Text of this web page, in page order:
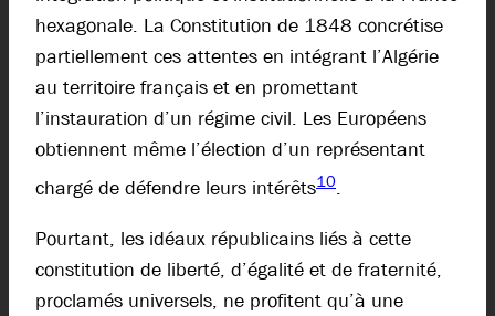
hexagonale. La Constitution de 1848 concrétise
partiellement ces attentes en intégrant l’Algérie
au territoire français et en promettant
l’instauration d’un régime civil. Les Européens
obtiennent même l’élection d’un représentant
chargé de défendre leurs intérêts10.
Pourtant, les idéaux républicains liés à cette
constitution de liberté, d’égalité et de fraternité,
proclamés universels, ne profitent qu’à une